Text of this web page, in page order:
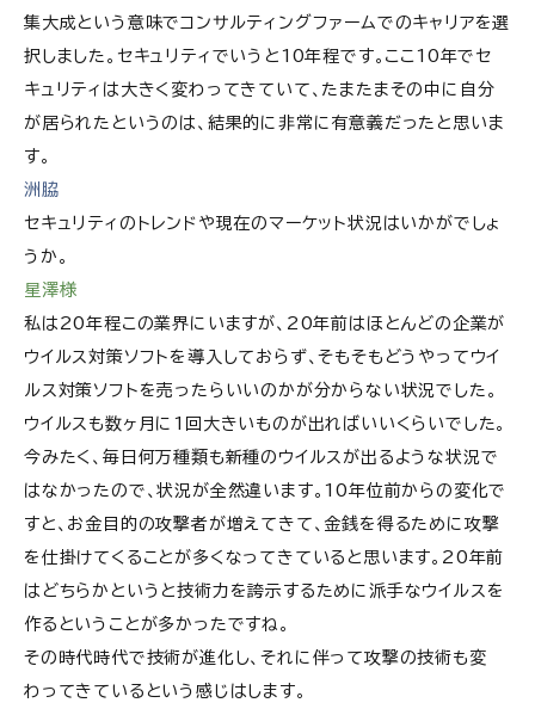
集大成という意味でコンサルティングファームでのキャリアを選
択しました。セキュリティでいうと10年程です。ここ10年でセ
キュリティは大きく変わってきていて、たまたまその中に自分
が居られたというのは、結果的に非常に有意義だったと思いま
す。
洲脇
セキュリティのトレンドや現在のマーケット状況はいかがでしょ
うか。
星澤様
私は20年程この業界にいますが、20年前はほとんどの企業が
ウイルス対策ソフトを導入しておらず、そもそもどうやってウイ
ルス対策ソフトを売ったらいいのかが分からない状況でした。
ウイルスも数ヶ月に1回大きいものが出ればいいくらいでした。
今みたく、毎日何万種類も新種のウイルスが出るような状況で
はなかったので、状況が全然違います。10年位前からの変化で
すと、お金目的の攻撃者が増えてきて、金銭を得るために攻撃
を仕掛けてくることが多くなってきていると思います。20年前
はどちらかというと技術力を誇示するために派手なウイルスを
作るということが多かったですね。
その時代時代で技術が進化し、それに伴って攻撃の技術も変
わってきているという感じはします。